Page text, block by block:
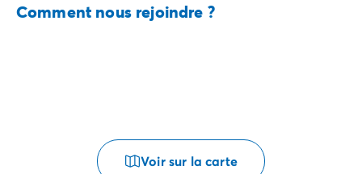
Comment nous rejoindre ?
Voir sur la carte